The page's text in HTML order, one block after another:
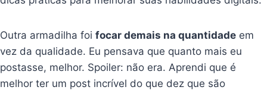
Outra armadilha foifocar demais na quantidade em
vez da qualidade. Eu pensava que quanto mais eu
postasse, melhor. Spoiler: não era. Aprendi que é
melhor ter um post incrível do que dez que são